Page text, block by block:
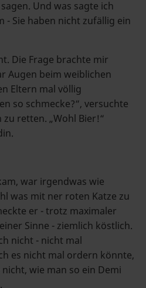
Und was sagte ich
- Sie haben nicht zufällig ein
Die Frage brachte mir
Augen beim weiblichen
Eltern mal völlig
so schmecke?“, versuchte
retten. „Wohl Bier!“
war irgendwas wie
was mit ner roten Katze zu
er - trotz maximaler
Sinne - ziemlich köstlich.
nicht - nicht mal
es nicht mal ordern könnte,
wie man so ein Demi